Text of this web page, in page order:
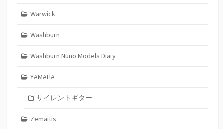
Warwick
Washburn
Washburn Nuno Models Diary
YAMAHA
サイレントギター
Zemaitis